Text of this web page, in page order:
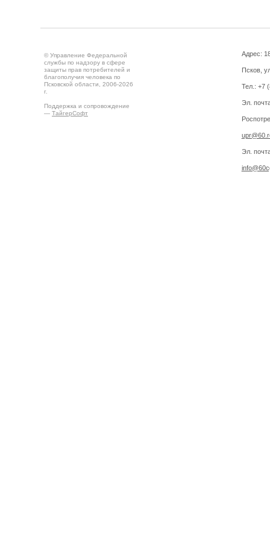
© Управление Федеральной
службы по надзору в сфере
защиты прав потребителей и
благополучия человека по
Псковской области, 2006-2026
г.
Поддержка и сопровождение
— ТайгерСофт
Адрес:
Псков,
Тел.: +7
Эл.
Эл.